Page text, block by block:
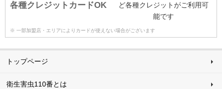
各種クレジットカードOK
※ 一部加盟店・エリアによりカードが使えない場合がございます
トップページ
衛生害虫110番とは